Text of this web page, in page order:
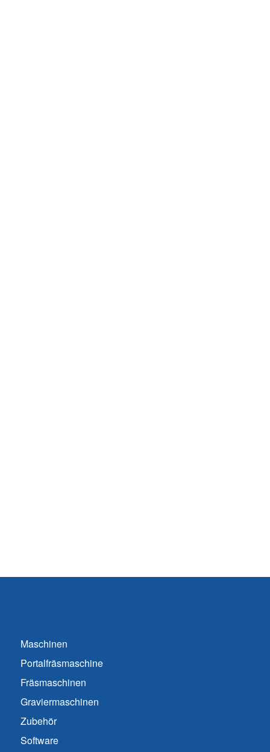
Maschinen
Portalfräsmaschine
Fräsmaschinen
Graviermaschinen
Zubehör
Software